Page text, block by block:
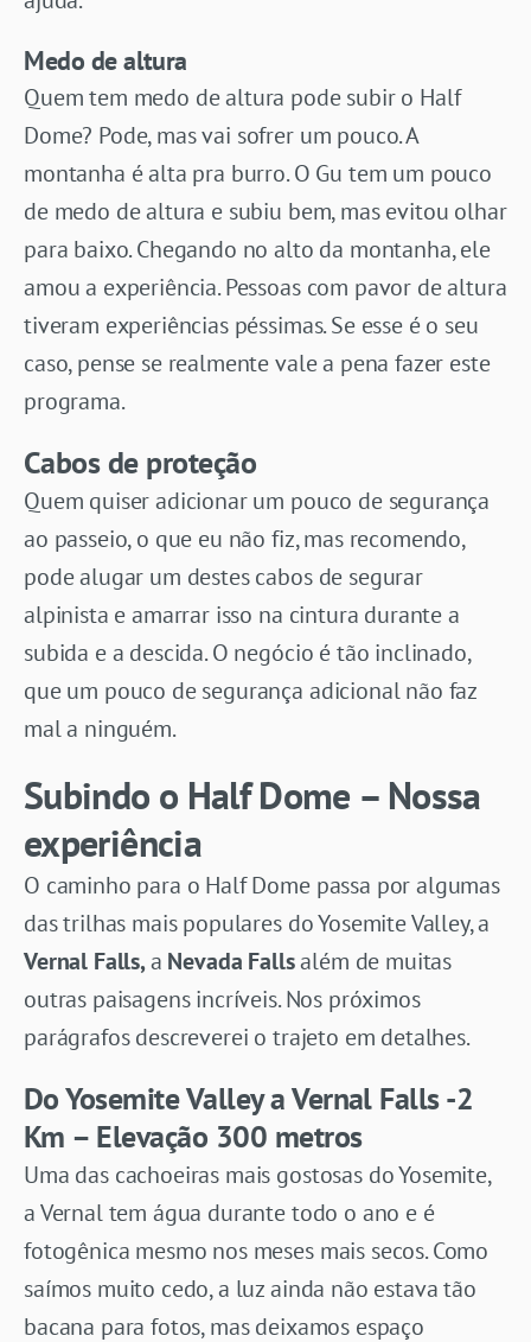
Medo de altura
Quem tem medo de altura pode subir o Half
Dome? Pode, mas vai sofrer um pouco. A
montanha é alta pra burro. O Gu tem um pouco
de medo de altura e subiu bem, mas evitou olhar
para baixo. Chegando no alto da montanha, ele
amou a experiência. Pessoas com pavor de altura
tiveram experiências péssimas. Se esse é o seu
caso, pense se realmente vale a pena fazer este
programa.
Cabos de proteção
Quem quiser adicionar um pouco de segurança
ao passeio, o que eu não fiz, mas recomendo,
pode alugar um destes cabos de segurar
alpinista e amarrar isso na cintura durante a
subida e a descida. O negócio é tão inclinado,
que um pouco de segurança adicional não faz
mal a ninguém.
Subindo o Half Dome – Nossa
experiência
O caminho para o Half Dome passa por algumas
das trilhas mais populares do Yosemite Valley, a
Vernal Falls,a Nevada Fallsalém de muitas
outras paisagens incríveis. Nos próximos
parágrafos descreverei o trajeto em detalhes.
Do Yosemite Valley a Vernal Falls-2
Km – Elevação 300 metros
Uma das cachoeiras mais gostosas do Yosemite,
a Vernal tem água durante todo o ano e é
fotogênica mesmo nos meses mais secos. Como
saímos muito cedo, a luz ainda não estava tão
bacana para fotos, mas deixamos espaço